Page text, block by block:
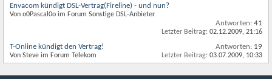
Envacom kündigt DSL-Vertrag(Fireline) - und nun?
Von o0Pascal0o im Forum Sonstige DSL-Anbieter
Antworten: 41
Letzter Beitrag: 02.12.2009, 21:16
T-Online kündigt den Vertrag!
Von Steve im Forum Telekom
Antworten: 19
Letzter Beitrag: 03.07.2009, 10:33